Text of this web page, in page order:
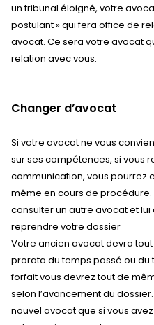
un tribunal éloigné, votre
postulant » qui fera office de
avocat. Ce sera votre avocat
relation avec vous.
Changer d’avocat
Si votre avocat ne vous
sur ses compétences, si vous
communication, vous pourrez
même en cours de procédure.
consulter un autre avocat et
reprendre votre dossier
Votre ancien avocat devra
prorata du temps passé ou du
forfait vous devrez tout de
selon l’avancement du
nouvel avocat que si vous